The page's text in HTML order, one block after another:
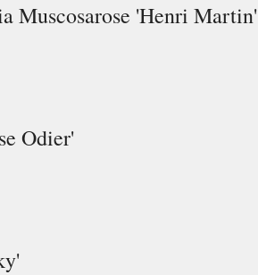
Muscosarose 'Henri Martin'
Odier'